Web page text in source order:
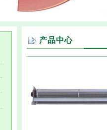
产品中心